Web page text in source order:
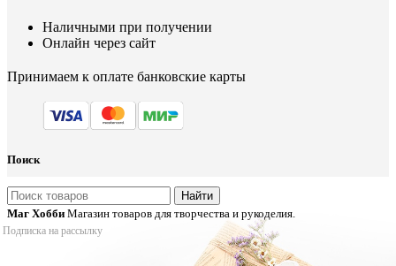
Наличными при получении
Онлайн через сайт
Принимаем к оплате банковские карты
Поиск
Найти
Маг Хобби Магазин товаров для творчества и рукоделия.
Подписка на рассылку